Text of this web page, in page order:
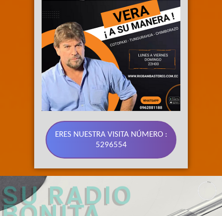
ERES NUESTRA VISITA NÚMERO :
5296554
89.3 FM